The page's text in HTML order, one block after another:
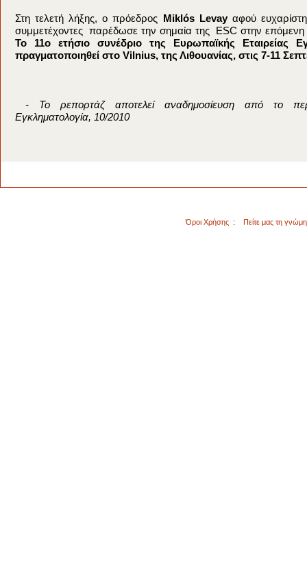
Στη τελετή λήξης, ο πρόεδρος Miklós Levayαφού
συμμετέχοντες παρέδωσε την σημαία της ESC στην επόμενη
Το 11ο ετήσιο συνέδριο της Ευρωπαϊκής Εταιρείας
πραγματοποιηθεί στο Vilnius, της Λιθουανίας, στις 7-11
- Το ρεπορτάζ αποτελεί αναδημοσίευση από το
Εγκληματολογία, 10/2010
Όροι Χρήσης : Πείτε μας τη